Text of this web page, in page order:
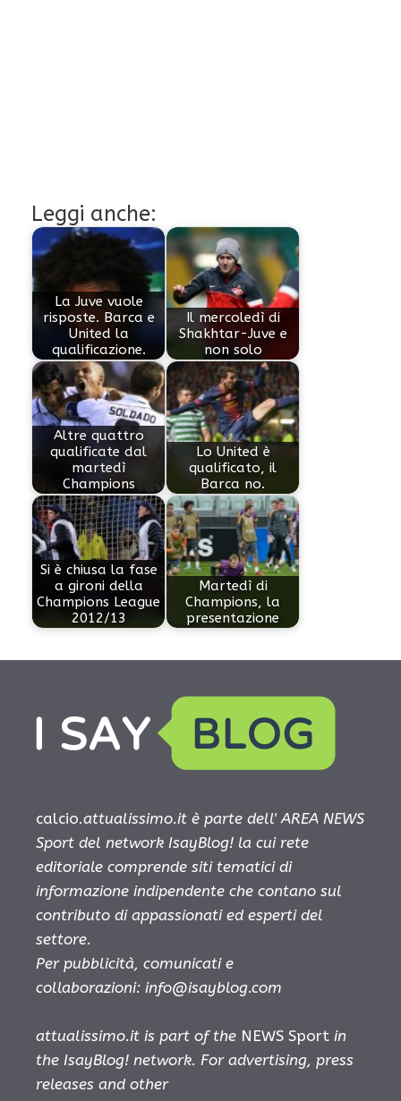
Leggi anche:
La Juve vuole
risposte. Barca e
United la
qualificazione.
Il mercoledì di
Shakhtar-Juve e
non solo
Altre quattro
qualificate dal
martedì
Champions
Lo United è
qualificato, il
Barca no.
Si è chiusa la fase
a gironi della
Champions League
2012/13
Martedì di
Champions, la
presentazione
calcio.attualissimo.it è parte dell' AREA NEWS
Sport del network IsayBlog! la cui rete
editoriale comprende siti tematici di
informazione indipendente che contano sul
contributo di appassionati ed esperti del
settore.
Per pubblicità, comunicati e
collaborazioni: info@isayblog.com
attualissimo.it is part of the NEWS Sport in
the IsayBlog! network. For advertising, press
releases and other